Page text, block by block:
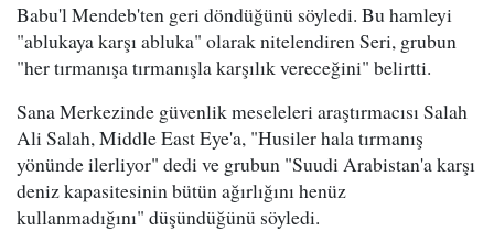
Babu'l Mendeb'ten geri döndüğünü söyledi. Bu hamleyi
"ablukaya karşı abluka" olarak nitelendiren Seri, grubun
"her tırmanışa tırmanışla karşılık vereceğini" belirtti.
Sana Merkezinde güvenlik meseleleri araştırmacısı Salah
Ali Salah, Middle East Eye'a, "Husiler hala tırmanış
yönünde ilerliyor" dedi ve grubun "Suudi Arabistan'a karşı
deniz kapasitesinin bütün ağırlığını henüz
kullanmadığını" düşündüğünü söyledi.